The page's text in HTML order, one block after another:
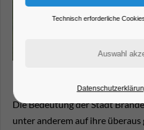
Die Bedeutung der Stadt
unter anderem auf ihre überaus
Technisch erforderliche